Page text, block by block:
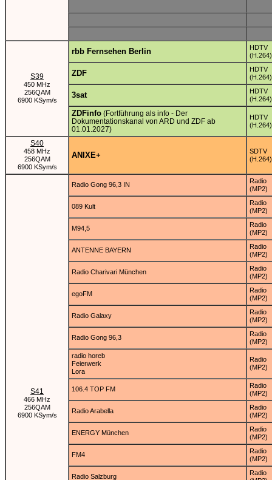
S39
450 MHz
256QAM
6900 KSym/s
rbb Fernsehen Berlin
HDTV
(H.264)
ZDF
HDTV
(H.264)
3sat
HDTV
(H.264)
ZDFinfo (Fortführung als info - Der
Dokumentationskanal von ARD und ZDF ab
01.01.2027)
HDTV
(H.264)
S40
458 MHz
256QAM
6900 KSym/s
ANIXE+
SDTV
(H.264)
S41
466 MHz
256QAM
6900 KSym/s
Radio Gong 96,3 IN
Radio
(MP2)
089 Kult
Radio
(MP2)
M94,5
Radio
(MP2)
ANTENNE BAYERN
Radio
(MP2)
Radio Charivari München
Radio
(MP2)
egoFM
Radio
(MP2)
Radio Galaxy
Radio
(MP2)
Radio Gong 96,3
Radio
(MP2)
radio horeb
Feierwerk
Lora
Radio
(MP2)
106.4 TOP FM
Radio
(MP2)
Radio Arabella
Radio
(MP2)
ENERGY München
Radio
(MP2)
FM4
Radio
(MP2)
Radio Salzburg
Radio